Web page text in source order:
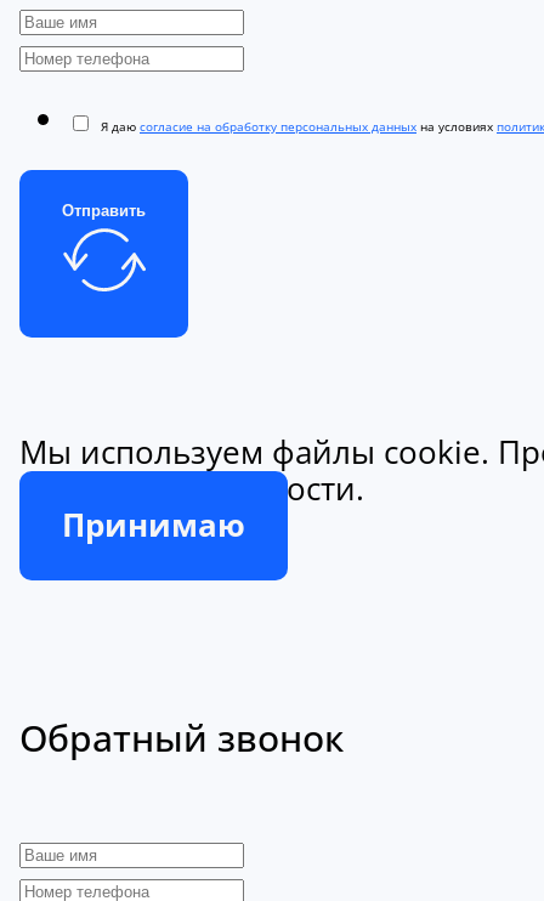
Я даю согласие на обработку персональных данных на условиях
Отправить
Мы используем файлы cookie.
конфиденциальности.
Принимаю
Обратный звонок